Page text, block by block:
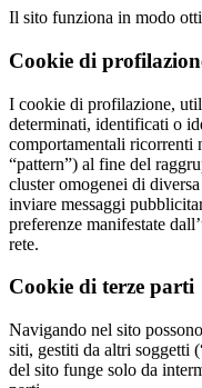
Il sito funziona in modo
Cookie di
I cookie di profilazione,
determinati, identificati o
comportamentali ricorrenti
“pattern”) al fine del
cluster omogenei di
inviare messaggi
preferenze manifestate
rete.
Cookie di terze parti
Navigando nel sito
siti, gestiti da altri soggetti
del sito funge solo da